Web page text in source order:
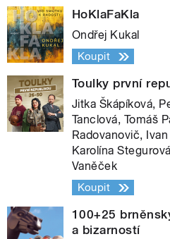
HoKlaFaKla
Ondřej Kukal
Koupit
Toulky první
Jitka Škápíková,
Tanclová, Tomáš
Radovanovič,
Karolína
Vaněček
Koupit
100+25
a bizarností